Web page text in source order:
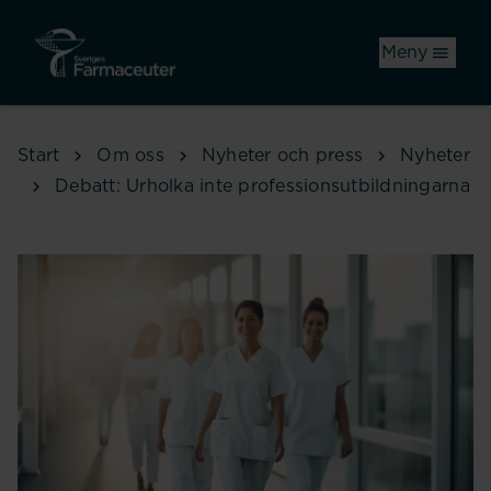
Meny
Start Om oss Nyheter och press
Nyheter
Debatt: Urholka inte professionsutbildningarna